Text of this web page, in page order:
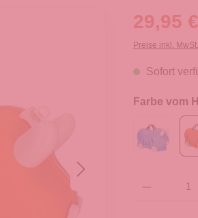
29,95
Preise inkl.
Sofort
Farbe vom